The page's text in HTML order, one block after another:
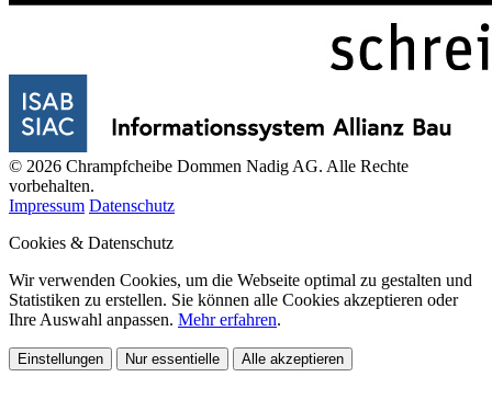
© 2026 Chrampfcheibe Dommen Nadig AG. Alle Rechte
vorbehalten.
Impressum Datenschutz
Cookies & Datenschutz
Wir verwenden Cookies, um die Webseite optimal zu gestalten und
Statistiken zu erstellen. Sie können alle Cookies akzeptieren oder
Ihre Auswahl anpassen. Mehr erfahren.
Einstellungen Nur essentielle Alle akzeptieren